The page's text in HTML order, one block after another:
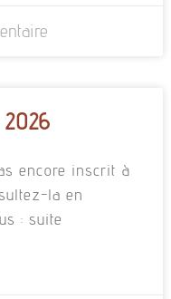
encore inscrit à
la en
: suite